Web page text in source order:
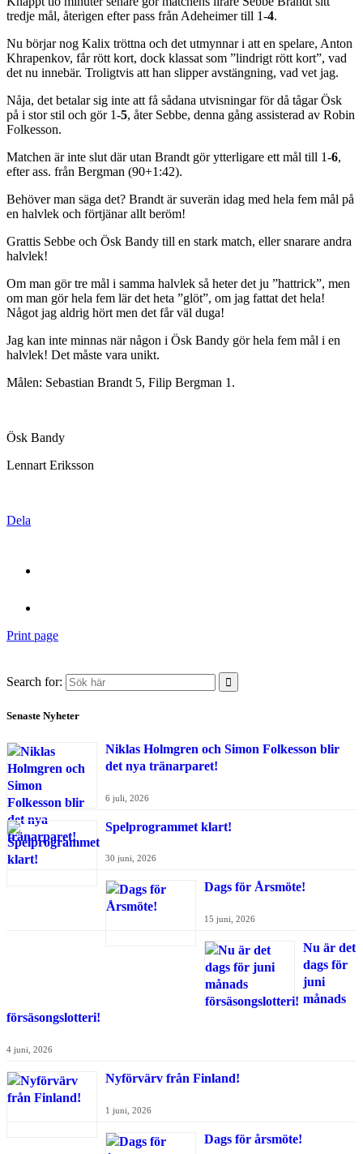
tredje mål, återigen efter pass från Adeheimer till 1-4.
Nu börjar nog Kalix tröttna och det utmynnar i att en spelare, Anton
Khrapenkov, får rött kort, dock klassat som ”lindrigt rött kort”, vad
det nu innebär. Troligtvis att han slipper avstängning, vad vet jag.
Nåja, det betalar sig inte att få sådana utvisningar för då tågar Ösk
på i stor stil och gör 1-5, åter Sebbe, denna gång assisterad av Robin
Folkesson.
Matchen är inte slut där utan Brandt gör ytterligare ett mål till 1-6,
efter ass. från Bergman (90+1:42).
Behöver man säga det? Brandt är suverän idag med hela fem mål på
en halvlek och förtjänar allt beröm!
Grattis Sebbe och Ösk Bandy till en stark match, eller snarare andra
halvlek!
Om man gör tre mål i samma halvlek så heter det ju ”hattrick”, men
om man gör hela fem lär det heta ”glöt”, om jag fattat det hela!
Något jag aldrig hört men det får väl duga!
Jag kan inte minnas när någon i Ösk Bandy gör hela fem mål i en
halvlek! Det måste vara unikt.
Målen: Sebastian Brandt 5, Filip Bergman 1.
Ösk Bandy
Lennart Eriksson
Dela
Print page
Search for:
Senaste Nyheter
Niklas Holmgren och Simon Folkesson blir
det nya tränarparet!
6 juli, 2026
Spelprogrammet klart!
30 juni, 2026
Dags för Årsmöte!
15 juni, 2026
Nu är det
dags för
juni
månads
försäsongslotteri!
4 juni, 2026
Nyförvärv från Finland!
1 juni, 2026
Dags för årsmöte!